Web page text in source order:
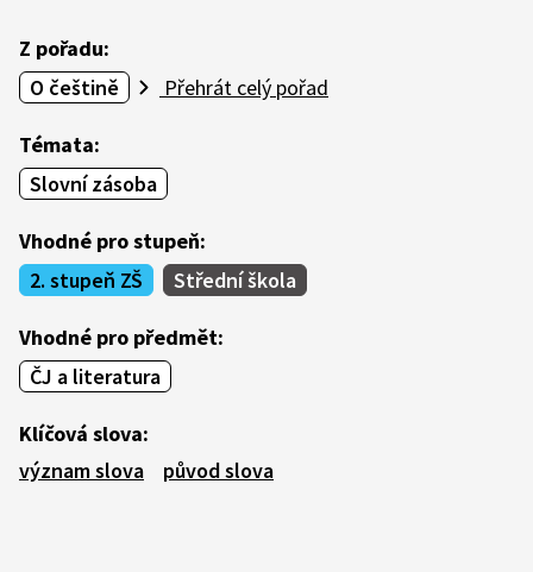
Z pořadu:
O češtině
Přehrát celý pořad
Témata:
Slovní zásoba
Vhodné pro stupeň:
2. stupeň ZŠ
Střední škola
Vhodné pro předmět:
ČJ a literatura
Klíčová slova:
význam slova
původ slova